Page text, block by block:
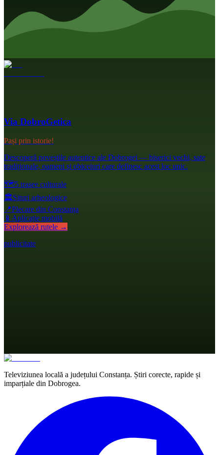
Via DobroGetica
Pași prin istorie!
Descoperă poveștile autentice ale Dobrogei — biserici vechi, sate
tradiționale, oameni și obiceiuri care definesc acest loc unic.
🗺️5 trasee culturale
🏛️Situri arheologice
📍Plecare din Constanța
📱 Aplicație mobilă
Explorează rutele →
publicitate
Televiziunea locală a județului Constanța. Știri corecte, rapide și
imparțiale din Dobrogea.